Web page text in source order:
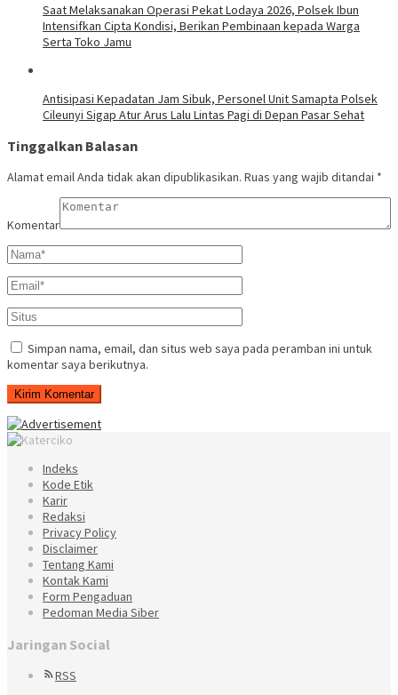
Saat Melaksanakan Operasi Pekat Lodaya 2026, Polsek Ibun
Intensifkan Cipta Kondisi, Berikan Pembinaan kepada Warga
Serta Toko Jamu
Antisipasi Kepadatan Jam Sibuk, Personel Unit Samapta Polsek
Cileunyi Sigap Atur Arus Lalu Lintas Pagi di Depan Pasar Sehat
Tinggalkan Balasan
Alamat email Anda tidak akan dipublikasikan. Ruas yang wajib ditandai *
Komentar
Simpan nama, email, dan situs web saya pada peramban ini untuk
komentar saya berikutnya.
Indeks
Kode Etik
Karir
Redaksi
Privacy Policy
Disclaimer
Tentang Kami
Kontak Kami
Form Pengaduan
Pedoman Media Siber
Jaringan Social
RSS